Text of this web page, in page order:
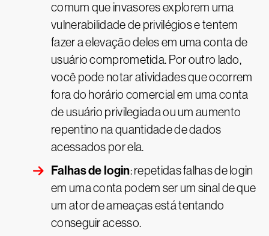
comum que invasores explorem uma
vulnerabilidade de privilégios e tentem
fazer a elevação deles em uma conta de
usuário comprometida. Por outro lado,
você pode notar atividades que ocorrem
fora do horário comercial em uma conta
de usuário privilegiada ou um aumento
repentino na quantidade de dados
acessados por ela.
Falhas de login: repetidas falhas de login
em uma conta podem ser um sinal de que
um ator de ameaças está tentando
conseguir acesso.